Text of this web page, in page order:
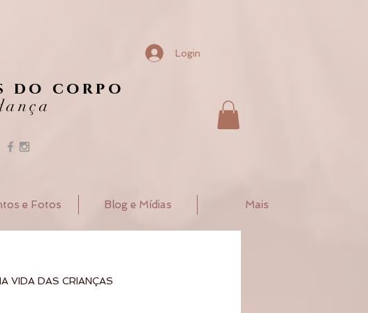
do corpo
Login
e Fotos Blog e Mídias Mais
VIDA DAS CRIANÇAS